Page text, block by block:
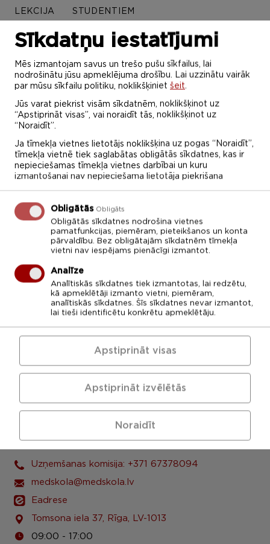
LEKCIJA STUDENTIEM
Marts 2022
P O T C P
28 1 2 3 4 5
13
14 15 16 17 18 19
21 22 23 24 25 26 27
28 29 30
Diemžēl šajā sadaļā ierakstu nav!
LU Rīgas 1. medicīnas koledža
Uzņemšanas komisija: +371 67378094
medskola@medskola.lv
Eadrese
Tomsona iela 37, Rīga, LV-1013
09:00 - 17:00
Sīkdatņu iestatījumi
Mēs izmantojam savus un trešo pušu sīkfailus, lai
nodrošinātu jūsu apmeklējuma drošību. Lai uzzinātu vairāk
par mūsu sīkfailu politiku, noklikšķiniet šeit.
Jūs varat piekrist visām sīkdatnēm, noklikšķinot uz
“Apstiprināt visas”, vai noraidīt tās, noklikšķinot uz
“Noraidīt”.
Ja tīmekļa vietnes lietotājs noklikšķina uz pogas “Noraidīt”,
tīmekļa vietnē tiek saglabātas obligātās sīkdatnes, kas ir
nepieciešamas tīmekļa vietnes darbībai un kuru
izmantošanai nav nepieciešama lietotāja piekrišana
Obligātās Obligāts
Obligātās sīkdatnes nodrošina vietnes
pamatfunkcijas, piemēram, pieteikšanos un konta
pārvaldību. Bez obligātajām sīkdatnēm tīmekļa
vietni nav iespējams pienācīgi izmantot.
Analīze
Analītiskās sīkdatnes tiek izmantotas, lai redzētu,
kā apmeklētāji izmanto vietni, piemēram,
analītiskās sīkdatnes. Šīs sīkdatnes nevar izmantot,
lai tieši identificētu konkrētu apmeklētāju.
Noraidīt
Apstiprināt izvēlētās
Apstiprināt visas